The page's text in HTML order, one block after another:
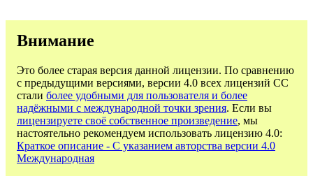
Внимание
Это более старая версия данной лицензии. По сравнению
с предыдущими версиями, версии 4.0 всех лицензий CC
стали более удобными для пользователя и более
надёжными с международной точки зрения. Если вы
лицензируете своё собственное произведение, мы
настоятельно рекомендуем использовать лицензию 4.0:
Краткое описание - С указанием авторства версии 4.0
Международная